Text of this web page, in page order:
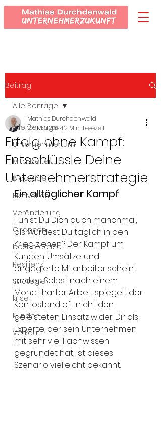
Beitrag
Alle Beiträge
Unternehmertum
Mitarbeiter
Blockade
Motivation
Veränderung
Chancen
best practice
Resilienz
Strategie
krise
Kunden
Verkauf
Alle Beiträge
Erfolg ohne Kampf:
Entschlüssle Deine
Unternehmerstrategie
Mathias Durchdenwald
22. Mai 20242 Min. Lesezeit
Ein alltäglicher Kampf
Fühlst Du Dich auch manchmal,
als würdest Du täglich in den
Krieg ziehen? Der Kampf um
Kunden, Umsätze und
engagierte Mitarbeiter scheint
endlos. Selbst nach einem
Monat harter Arbeit spiegelt der
Kontostand oft nicht den
geleisteten Einsatz wider. Dir als
Experte, der sein Unternehmen
mit sehr viel Fachwissen
gegründet hat, ist dieses
Szenario vielleicht bekannt.